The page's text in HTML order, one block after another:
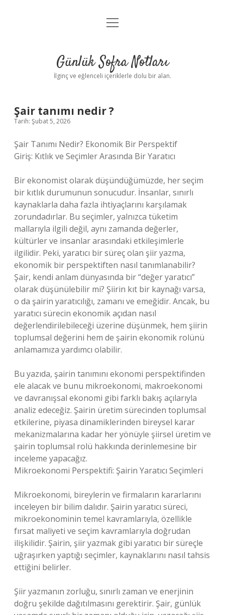
Anasayfa
Yasal Uyarı
menüyü
Günlük Sofra Notları
İlginç ve eğlenceli içeriklerle dolu bir alan.
Şair tanımı nedir ?
Tarih: Şubat 5, 2026
Şair Tanımı Nedir? Ekonomik Bir Perspektif
Giriş: Kıtlık ve Seçimler Arasında Bir Yaratıcı
Bir ekonomist olarak düşündüğümüzde, her seçim
bir kıtlık durumunun sonucudur. İnsanlar, sınırlı
kaynaklarla daha fazla ihtiyaçlarını karşılamak
zorundadırlar. Bu seçimler, yalnızca tüketim
mallarıyla ilgili değil, aynı zamanda değerler,
kültürler ve insanlar arasındaki etkileşimlerle
ilgilidir. Peki, yaratıcı bir süreç olan şiir yazma,
ekonomik bir perspektiften nasıl tanımlanabilir?
Şair, kendi anlam dünyasında bir “değer yaratıcı”
olarak düşünülebilir mi? Şiirin kıt bir kaynağı varsa,
o da şairin yaratıcılığı, zamanı ve emeğidir. Ancak, bu
yaratıcı sürecin ekonomik açıdan nasıl
değerlendirilebileceği üzerine düşünmek, hem şiirin
toplumsal değerini hem de şairin ekonomik rolünü
anlamamıza yardımcı olabilir.
Bu yazıda, şairin tanımını ekonomi perspektifinden
ele alacak ve bunu mikroekonomi, makroekonomi
ve davranışsal ekonomi gibi farklı bakış açılarıyla
analiz edeceğiz. Şairin üretim sürecinden toplumsal
etkilerine, piyasa dinamiklerinden bireysel karar
mekanizmalarına kadar her yönüyle şiirsel üretim ve
şairin toplumsal rolü hakkında derinlemesine bir
inceleme yapacağız.
Mikroekonomi Perspektifi: Şairin Yaratıcı Seçimleri
Mikroekonomi, bireylerin ve firmaların kararlarını
inceleyen bir bilim dalıdır. Şairin yaratıcı süreci,
mikroekonominin temel kavramlarıyla, özellikle
fırsat maliyeti ve seçim kavramlarıyla doğrudan
ilişkilidir. Şairin, şiir yazmak gibi yaratıcı bir süreçle
uğraşırken yaptığı seçimler, kaynaklarını nasıl tahsis
ettiğini belirler.
Şiir yazmanın zorluğu, sınırlı zaman ve enerjinin
doğru şekilde dağıtılmasını gerektirir. Şair, günlük